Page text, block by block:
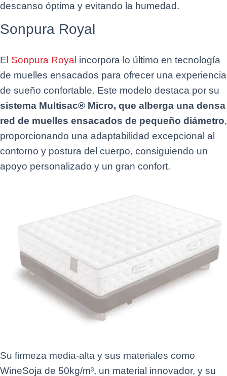
descanso óptima y evitando la humedad.
Sonpura Royal
El Sonpura Royal incorpora lo último en tecnología
de muelles ensacados para ofrecer una experiencia
de sueño confortable. Este modelo destaca por su
sistema Multisac® Micro, que alberga una densa
red de muelles ensacados de pequeño diámetro,
proporcionando una adaptabilidad excepcional al
contorno y postura del cuerpo, consiguiendo un
apoyo personalizado y un gran confort.
Su firmeza media-alta y sus materiales como
WineSoja de 50kg/m³, un material innovador, y su